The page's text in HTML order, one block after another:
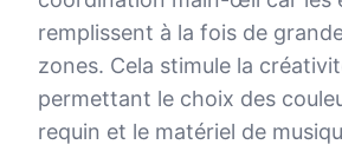
remplissent à la fois de
zones. Cela stimule la
permettant le choix des
requin et le matériel de